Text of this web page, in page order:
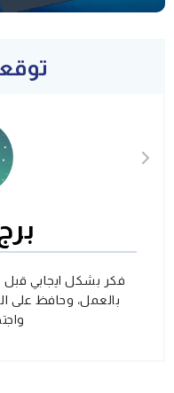
فكر بشكل ايجابي قبل
بالعمل، وحافظ على